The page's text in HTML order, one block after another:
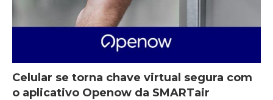
Celular se torna chave virtual segura com
o aplicativo Openow da SMARTair